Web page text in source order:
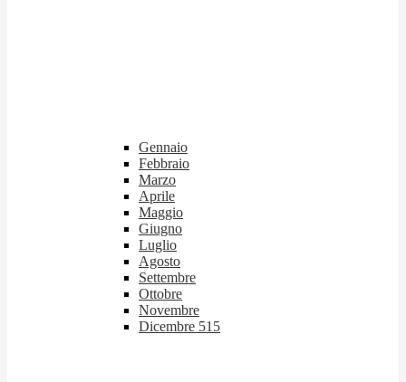
Gennaio
Febbraio
Marzo
Aprile
Maggio
Giugno
Luglio
Agosto
Settembre
Ottobre
Novembre
Dicembre 515